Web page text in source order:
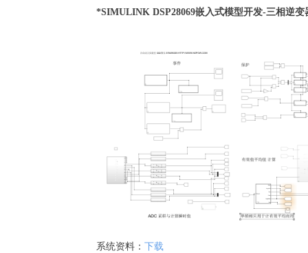
*SIMULINK DSP28069嵌入式模型开发-三相逆
系统资料： 下载